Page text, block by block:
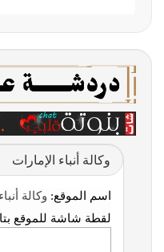
وكالة أنباء الإمارات
اسم الموقع: وكالة
لقطة شاشة للموقع